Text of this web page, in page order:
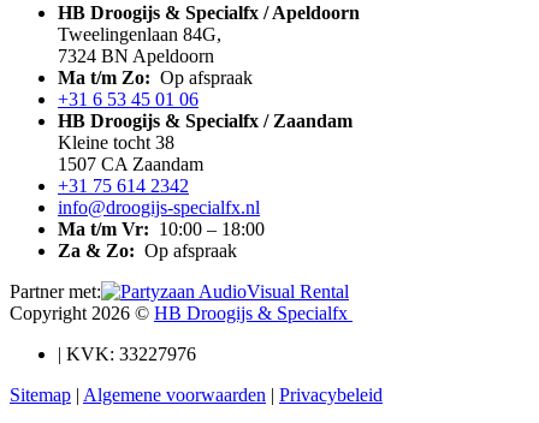
HB Droogijs & Specialfx / Apeldoorn
Tweelingenlaan 84G,
7324 BN Apeldoorn
Ma t/m Zo: Op afspraak
+31 6 53 45 01 06
HB Droogijs & Specialfx / Zaandam
Kleine tocht 38
1507 CA Zaandam
+31 75 614 2342
info@droogijs-specialfx.nl
Ma t/m Vr: 10:00 – 18:00
Za & Zo: Op afspraak
Partner met:
Copyright 2026 © HB Droogijs & Specialfx
| KVK: 33227976
Sitemap | Algemene voorwaarden | Privacybeleid